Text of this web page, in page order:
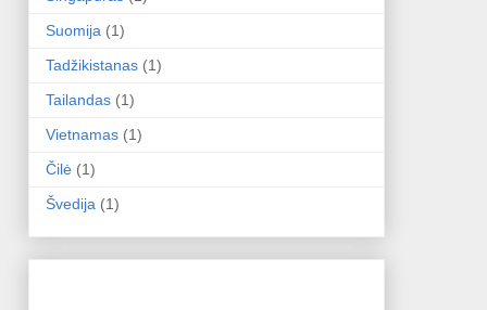
Suomija (1)
Tadžikistanas (1)
Tailandas (1)
Vietnamas (1)
Čilė (1)
Švedija (1)